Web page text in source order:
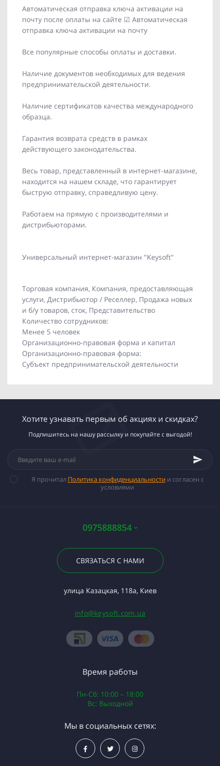
Автоматическая отправка ключа активации на
почту после оплаты на сайте ☑ Автоматическая
отправка ключа активации на почту
Все популярные способы оплаты и доставки.
Наличие документов необходимых для ведения
предпринимательской деятельности.
Наличие сертификатов качества международного
образца.
Гарантия возврата средств в рамках
действующего законодательства.
Весь товар, представленный в интернет-магазине,
находится на нашем складе, что гарантирует
быструю отправку, справедливую цену.
Работаем на прямую с производителями и
дистрибьюторами.
Универсальный интернет-магазин "Keysoft"
Торговая компания, Компания, предоставляющая
услуги, Дистрибьютор / Реселлер, Продажа новых
и б/у товаров, сток, Представительство
Количество сотрудников:
Менее 5 человек
Организационно-правовая форма и капитал
Организационно-правовая форма:
Субъект предпринимательской деятельности
Хотите узнавать первым об акциях и скидках?
Подпишитесь на нашу рассылку и покупайте с выгодой!
Я прочитал Политика конфиденциальностии согласен с
условиями
0975888854
СВЯЗАТЬСЯ С НАМИ
улица Казацкая, 118а, Киев
info@keysoft.com.ua
Время работы
Пн-Сб: 10:00 – 18:00
Вс: Выходной
Мы в социальных сетях: